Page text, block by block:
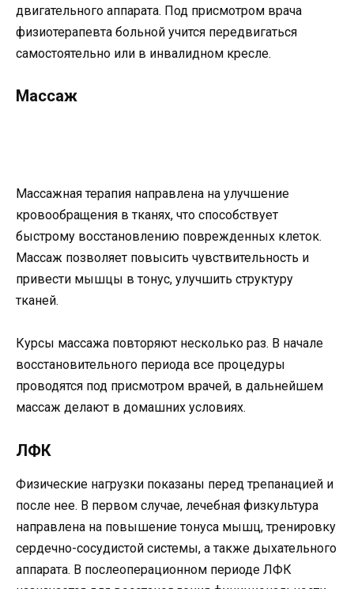
двигательного аппарата. Под присмотром врача
физиотерапевта больной учится передвигаться
самостоятельно или в инвалидном кресле.
Массаж
Массажная терапия направлена на улучшение
кровообращения в тканях, что способствует
быстрому восстановлению поврежденных клеток.
Массаж позволяет повысить чувствительность и
привести мышцы в тонус, улучшить структуру
тканей.
Курсы массажа повторяют несколько раз. В начале
восстановительного периода все процедуры
проводятся под присмотром врачей, в дальнейшем
массаж делают в домашних условиях.
ЛФК
Физические нагрузки показаны перед трепанацией и
после нее. В первом случае, лечебная физкультура
направлена на повышение тонуса мышц, тренировку
сердечно-сосудистой системы, а также дыхательного
аппарата. В послеоперационном периоде ЛФК